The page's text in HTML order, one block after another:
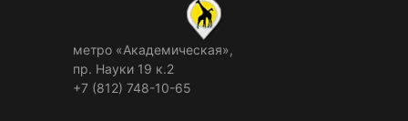
метро «Академическая»,
пр. Науки 19 к.2
+7 (812) 748-10-65